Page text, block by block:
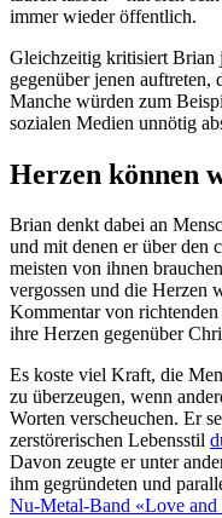
immer wieder öffentlich.
Gleichzeitig kritisiert Brian
gegenüber jenen auftreten,
Manche würden zum
sozialen Medien unnötig
Herzen können
Brian denkt dabei an
und mit denen er über den
meisten von ihnen
vergossen und die Herzen
Kommentar von
ihre Herzen gegenüber
Es koste viel Kraft, die
zu überzeugen, wenn
Worten verscheuchen. Er
zerstörerischen Lebensstil
Davon zeugte er unter
ihm gegründeten und
Nu-Metal-Band «Love and